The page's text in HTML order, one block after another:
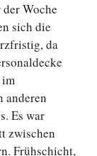
Woche
sich die
da
im
anderen
Es war
zwischen
Frühschicht,